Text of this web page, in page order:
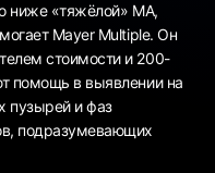
ниже «тяжёлой» MA,
Mayer Multiple. Он
стоимости и 200-
помощь в выявлении на
пузырей и фаз
подразумевающих